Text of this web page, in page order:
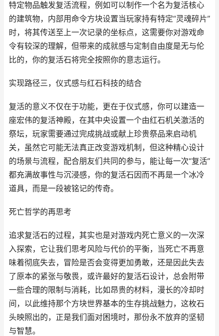
特定物品触发复活流程，例如可以制作一个名为复活核心
的建筑物，内部用命令方块设置当玩家持有特定“灵魂碎片”
时，将其传送至上一次记录的坐标点，这需要你对游戏命
令有较深的理解，但带来的成就感与定制自由度是无与伦
比的，你的复活石将完全按照你的意志运行。
实现路径三，仪式感与红石科技的结合
复活的意义不仅在于功能，更在于仪式感，你可以建造一
座宏伟的复活神殿，在其中央设置一个由红石机关激活的
祭坛，玩家需要通过完成挑战或献上珍贵祭品来启动机
关，虽然它可能无法真正改变游戏机制，但这种精心设计
的场景与流程，配合朋友们共同的参与，能让每一次“复活”
都充满故事性与沉浸感，你的复活石因而不再是一个冰冷
道具，而是一段被铭记的传奇。
死亡哲学的再思考
追求复活石的过程，其实也是对游戏内死亡意义的一次深
入探索，它让我们思考风险与代价的平衡，当死亡不再意
味着彻底失去，冒险是否会变得更加勇敢，还是因此失去
了原本的紧张与敬畏，或许最好的复活石设计，总会附带
一些合理的限制与消耗，比如昂贵的材料，漫长的冷却时
间，以此维持那个方块世界基本的生存挑战魅力，这枚石
头映照出的，正是我们面对困境时，那份永不放弃的坚韧
与智慧。